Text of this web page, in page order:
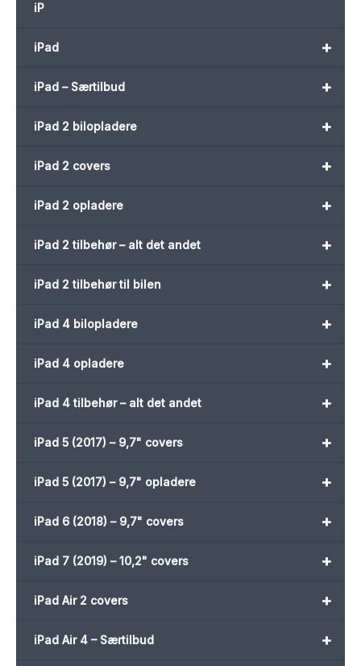
iP
+
iPad
+
iPad – Særtilbud
+
iPad 2 bilopladere
+
iPad 2 covers
+
iPad 2 opladere
+
iPad 2 tilbehør – alt det andet
+
iPad 2 tilbehør til bilen
+
iPad 4 bilopladere
+
iPad 4 opladere
+
iPad 4 tilbehør – alt det andet
+
iPad 5 (2017) – 9,7" covers
+
iPad 5 (2017) – 9,7" opladere
+
iPad 6 (2018) – 9,7" covers
+
iPad 7 (2019) – 10,2" covers
+
iPad Air 2 covers
+
iPad Air 4 – Særtilbud